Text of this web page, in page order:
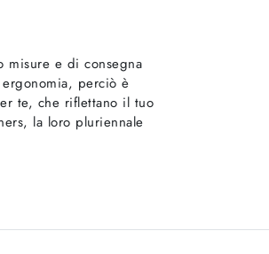
misure e di consegna
perciò è
te, che riflettano il tuo
la loro pluriennale